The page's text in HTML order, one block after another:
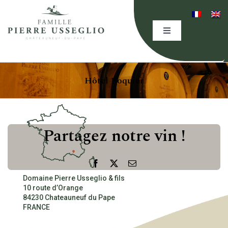
content
Toggle
THE DOMAINE
EXPERTISE
OUR WINES
Hôtel Boquier
Partagez notre vin !
Facebook
Email
Domaine Pierre Usseglio & fils
10 route d’Orange
84230 Chateauneuf du Pape
FRANCE